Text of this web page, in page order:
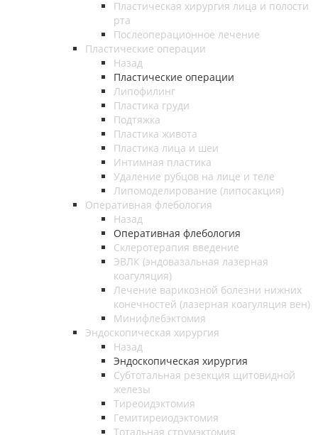
Пластическая хирургия лица и полости
рта
Послеоперационное лечение
Пластические операции
Назад
Пластические операции
Липофилинг
Пластика груди
Подтяжка
Пластика живота
Пластика лица и шеи
Интимная пластика
Удаление рубцов на лице и теле
Липомоделирование (липосакция)
Оперативная флебология
Назад
Оперативная флебология
Склеротерапия введение
ЭВЛК (эндовазальная лазерная
коагуляция)
Лечение варикозной болезни нижних
конечностей (лазерная коагуляция вен)
Минифлебэктомия
Эндоскопическая хирургия
Назад
Эндоскопическая хирургия
Субтотальная резекция щитовидной
железы
Тиреоидэктомия
Гемитиреиодэктомия
Тотальная струмэктомия